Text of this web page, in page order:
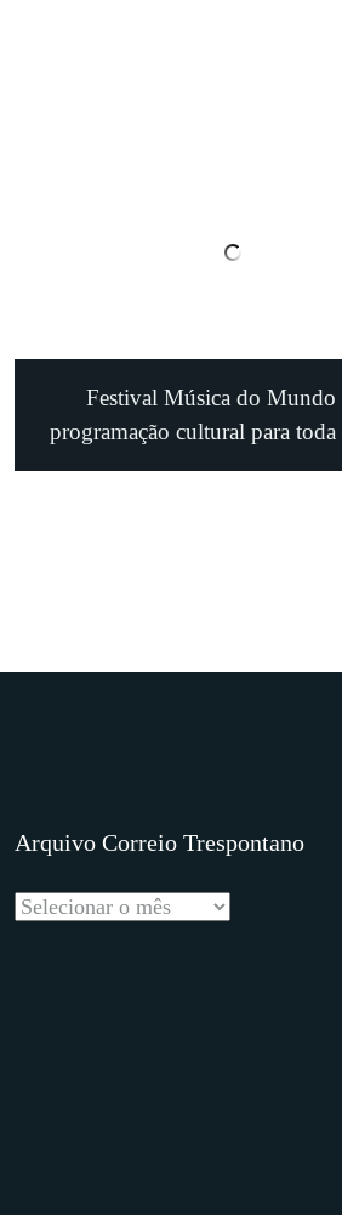
Festival Música do Mundo
programação cultural para toda
Arquivo Correio Trespontano